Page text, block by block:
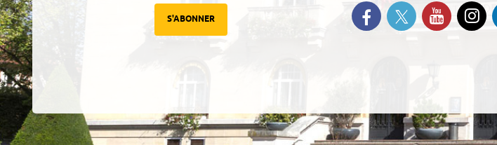
S'ABONNER
Retrouvez-nous sur
Suivez-nous
Suivez-